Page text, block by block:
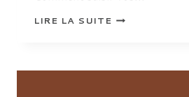
LIRE LA SUITEZOTERO